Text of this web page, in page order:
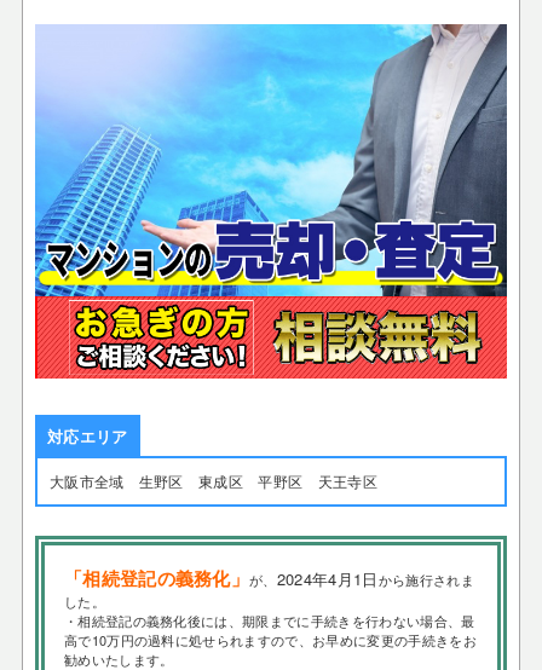
対応エリア
大阪市全域 生野区 東成区 平野区 天王寺区
「相続登記の義務化」が、 2024年4月1日から施行されま
した。
・相続登記の義務化後には、期限までに手続きを行わない場合、最
高で10万円の過料に処せられますので、お早めに変更の手続きをお
勧めいたします。